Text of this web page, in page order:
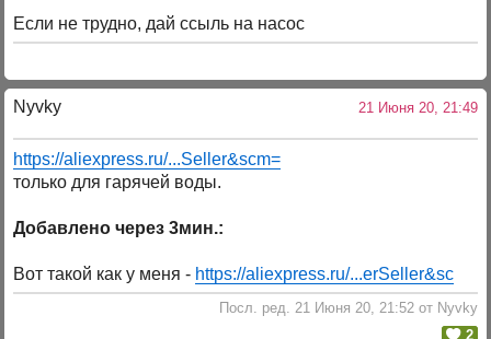
Если не трудно, дай ссыль на насос
Nyvky 21 Июня 20, 21:49
https://aliexpress.ru/...Seller&scm=
только для гарячей воды.
Добавлено через 3мин.:
Вот такой как у меня - https://aliexpress.ru/...erSeller&sc
Посл. ред. 21 Июня 20, 21:52 от Nyvky
2